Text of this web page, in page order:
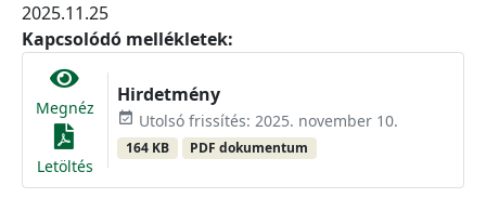
2025.11.25
Kapcsolódó mellékletek:
Megnéz
Letöltés
Hirdetmény
event_available Utolsó frissítés: 2025. november 10.
164 KB PDF dokumentum